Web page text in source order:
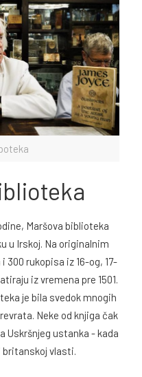
Maršova biblioteka
u Irskoj. Na originalnim
300 rukopisa iz 16-og, 17-
iz vremena pre 1501.
je bila svedok mnogih
Neke od knjiga čak
Uskršnjeg ustanka - kada
vlasti.